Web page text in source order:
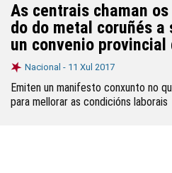
As centrais chaman
do do metal coruñés
un convenio provincial
Nacional - 11 Xul 2017
Emiten un manifesto conxunto no
para mellorar as condicións laborais